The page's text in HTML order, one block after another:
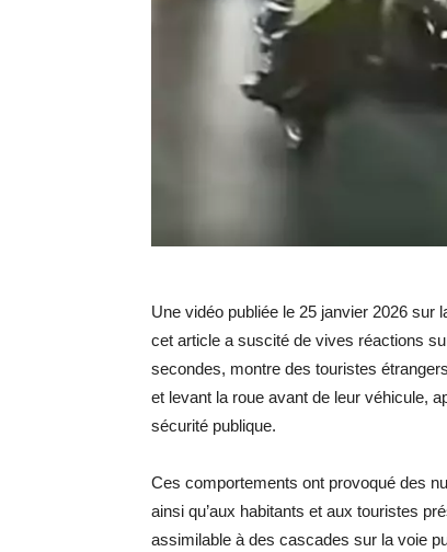
Une vidéo publiée le 25 janvier 2026 sur
cet article a suscité de vives réactions
secondes, montre des touristes
et levant la roue avant de leur véhicule,
sécurité publique.
Ces comportements ont provoqué des
ainsi qu’aux habitants et aux touristes
assimilable à des cascades sur la voie